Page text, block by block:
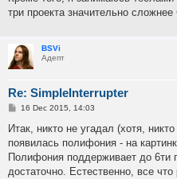
три проекта значительно сложнее
BSVi
Адепт
Re: SimpleInterrupter
P
s
16 Dec 2015, 14:03
Итак, никто не угадал (хотя,
появилась полифония - на
Полифония поддерживает до 6ти
достаточно. Естественно, все